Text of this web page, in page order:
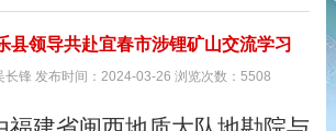
县领导共赴宜春市涉锂矿山交流学习
长锋 发布时间：2024-03-26 浏览次数：5508